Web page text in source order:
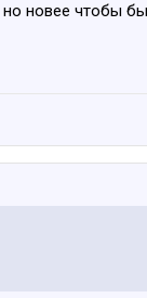
новее чтобы